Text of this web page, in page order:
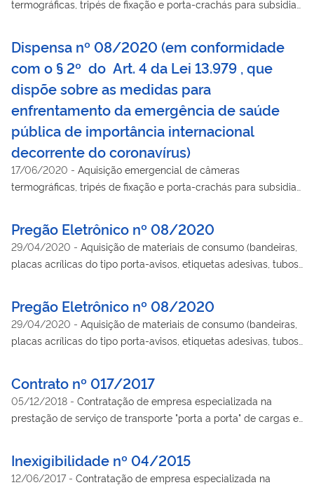
termográficas, tripés de fixação e porta-crachás para subsidiar
decorrente do coronavírus SARS-CoV-2, causador da Covid-19,
nas dependências do Ministério da Justiça e Segurança
Pública - MJSP, conforme condições, quantidades e exigências
estabelecidas no Projeto Básico, por Dispensa de Licitação,
2020 (Lei do Coronavírus).
Dispensa nº 08/2020 (em conformidade
com o § 2º do Art. 4 da Lei 13.979 , que
dispõe sobre as medidas para
enfrentamento da emergência de saúde
pública de importância internacional
decorrente do coronavírus)
17/06/2020 - Aquisição emergencial de câmeras
termográficas, tripés de fixação e porta-crachás para subsidiar
decorrente do coronavírus SARS-CoV-2, causador da Covid-19,
nas dependências do Ministério da Justiça e Segurança
Pública - MJSP, conforme condições, quantidades e exigências
fundamentada art. 4º da Lei nº 13.979, de 06 de fevereiro de
2020 (Lei do Coronavírus).
Pregão Eletrônico nº 08/2020
29/04/2020 - Aquisição de materiais de consumo (bandeiras,
placas acrílicas do tipo porta-avisos, etiquetas adesivas, tubos
Administrativas do Ministério da Justiça e Segurança Pública.
Pregão Eletrônico nº 08/2020
29/04/2020 - Aquisição de materiais de consumo (bandeiras,
placas acrílicas do tipo porta-avisos, etiquetas adesivas, tubos
Administrativas do Ministério da Justiça e Segurança Pública.
Contrato nº 017/2017
05/12/2018 - Contratação de empresa especializada na
prestação de serviço de transporte "porta a porta" de cargas e
outros bens, em caminhão baú ou caminhão cegonha.
Inexigibilidade nº 04/2015
12/06/2017 - Contratação de empresa especializada na